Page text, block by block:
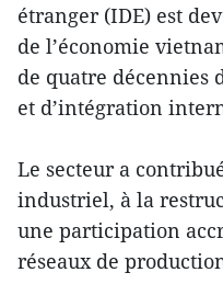
étranger (IDE) est
de l’économie
de quatre décennies
et d’intégration
Le secteur a
industriel, à la
une participation
réseaux de